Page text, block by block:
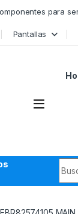
para
Pantallas